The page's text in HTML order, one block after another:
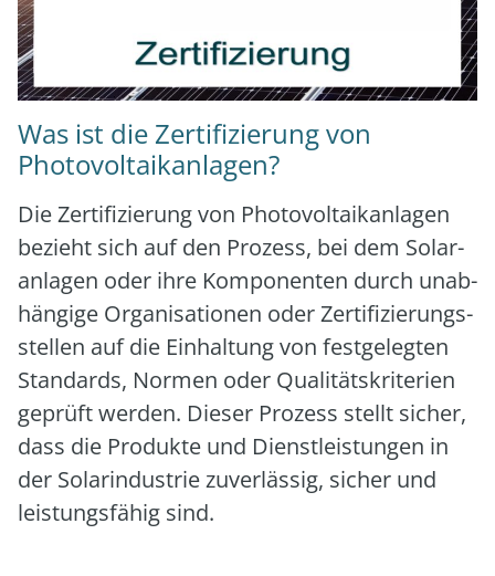
Was ist die Zertifizierung von
Photovoltaikanlagen?
Die Zer­ti­fi­zie­rung von Pho­to­vol­ta­ik­an­la­gen
bezieht sich auf den Pro­zess, bei dem Solar­
an­la­gen oder ihre Kom­po­nen­ten durch unab­
hän­gi­ge Orga­ni­sa­tio­nen oder Zer­ti­fi­zie­rungs­
stel­len auf die Ein­hal­tung von fest­ge­leg­ten
Stan­dards, Nor­men oder Qua­li­täts­kri­te­ri­en
geprüft wer­den. Die­ser Pro­zess stellt sicher,
dass die Pro­duk­te und Dienst­leis­tun­gen in
der Solar­in­dus­trie zuver­läs­sig, sicher und
leis­tungs­fä­hig sind.